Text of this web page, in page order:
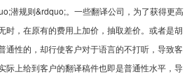
规则&rdquo;。一些翻译公司，为了获得更高
时，在原有的费用上加价，抽取差价。或者是胡
通性的，却行使客户对于语言的不打听，导致客
际上给到客户的翻译稿件也即是普通性水平，导